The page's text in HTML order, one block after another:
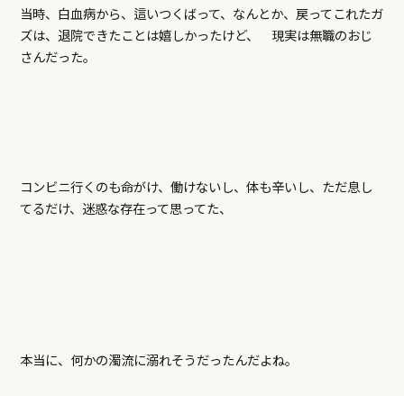
当時、白血病から、這いつくばって、なんとか、戻ってこれたガ
ズは、退院できたことは嬉しかったけど、 現実は無職のおじ
さんだった。
コンビニ行くのも命がけ、働けないし、体も辛いし、ただ息し
てるだけ、迷惑な存在って思ってた、
本当に、何かの濁流に溺れそうだったんだよね。